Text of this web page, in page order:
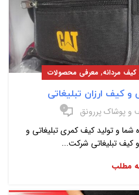
کیف مردانه, معرفی محصولات
کیف ارزان تبلیغاتی
و پوشاک پررونق ۰
شما و تولید کیف کمری تبلیغاتی و
و کیف تبلیغاتی شرکت...
مطلب